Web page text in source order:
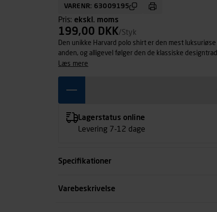
VARENR: 63009195
Pris: ekskl. moms
199,00 DKK/Styk
Den unikke Harvard polo shirt er den mest
anden, og alligevel følger den de klassiske
elastan, får den elastiske pasform til at føles
læs mere
Lagerstatus online
Levering 7-12 dage
Specifikationer
Farve
Varebeskrivelse